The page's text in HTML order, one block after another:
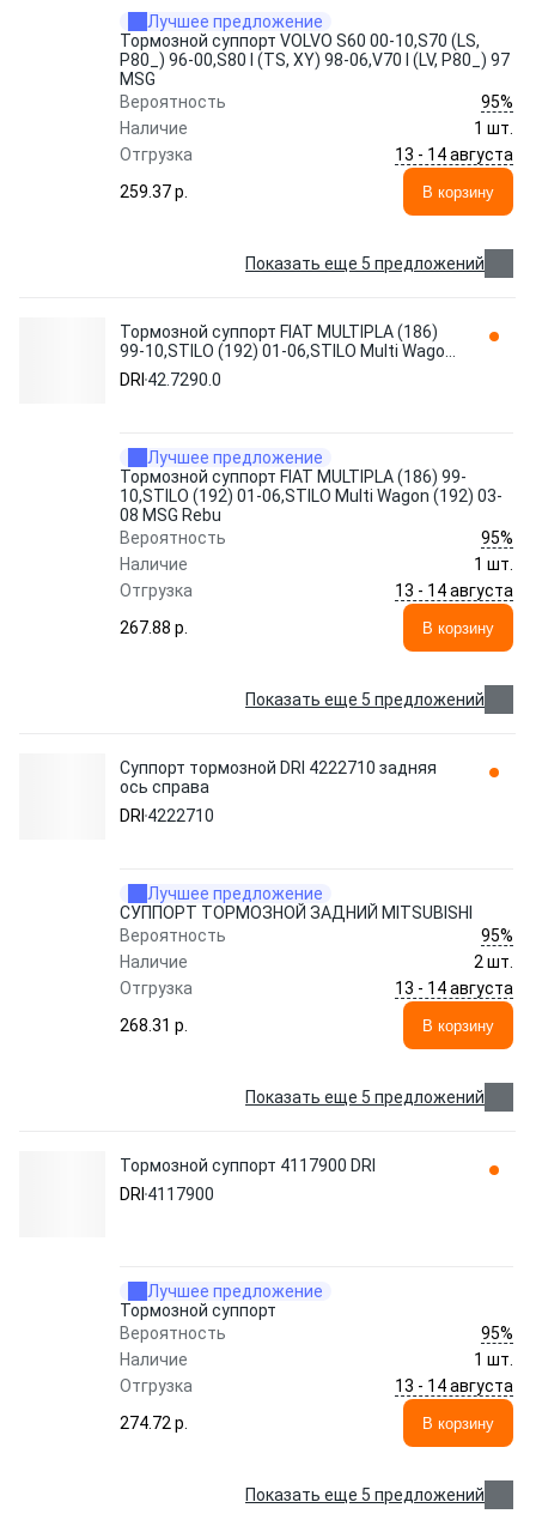
Лучшее предложение
Тормозной суппорт VOLVO S60 00-10,S70 (LS,
P80_) 96-00,S80 I (TS, XY) 98-06,V70 I (LV, P80_) 97
MSG
Вероятность
95%
Наличие
1 шт.
Отгрузка
13 - 14 августа
259.37 p.
В корзину
Показать еще 5 предложений
Тормозной суппорт FIAT MULTIPLA (186)
99-10,STILO (192) 01-06,STILO Multi Wagon
(192) 03-08 MSG Rebu 42.7290.0 DRI
DRI 42.7290.0
Лучшее предложение
Тормозной суппорт FIAT MULTIPLA (186) 99-
10,STILO (192) 01-06,STILO Multi Wagon (192) 03-
08 MSG Rebu
Вероятность
95%
Наличие
1 шт.
Отгрузка
13 - 14 августа
267.88 p.
В корзину
Показать еще 5 предложений
Суппорт тормозной DRI 4222710 задняя
ось справа
DRI 4222710
Лучшее предложение
СУППОРТ ТОРМОЗНОЙ ЗАДНИЙ MITSUBISHI
Вероятность
95%
Наличие
2 шт.
Отгрузка
13 - 14 августа
268.31 p.
В корзину
Показать еще 5 предложений
Тормозной суппорт 4117900 DRI
DRI 4117900
Лучшее предложение
Тормозной суппорт
Вероятность
95%
Наличие
1 шт.
Отгрузка
13 - 14 августа
274.72 p.
В корзину
Показать еще 5 предложений